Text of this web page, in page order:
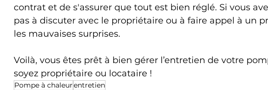
contrat et de s'assurer que tout est bien réglé. Si vous
pas à discuter avec le propriétaire ou à faire appel à un
les mauvaises surprises.
Voilà, vous êtes prêt à bien gérer l’entretien de votre
soyez propriétaire ou locataire !
Pompe à chaleurentretien